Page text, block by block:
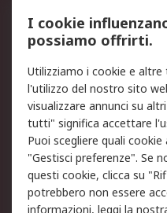
Legale
Informativa Cookie
Email Security
Condizioni di vendita
Etica e responsabilità
I cookie
possiamo offrirti.
Utilizziamo i cookie e altre
l'utilizzo del nostro sito
visualizzare annunci su
tutti" significa accettare
Puoi scegliere quali
"Gestisci preferenze". Se
questi cookie, clicca su
potrebbero non essere
informazioni, leggi la